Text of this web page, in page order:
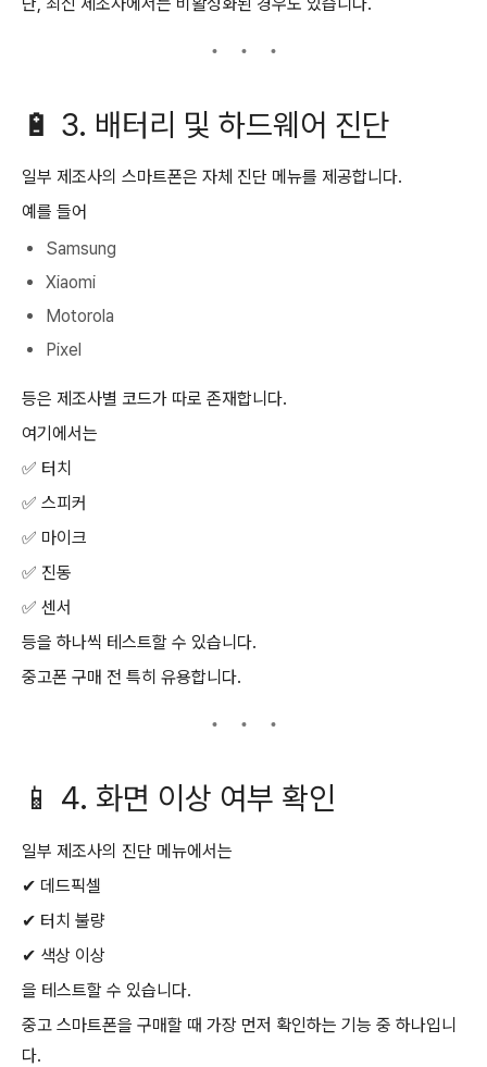
🔋 3. 배터리 및 하드웨어 진단
일부 제조사의 스마트폰은 자체 진단 메뉴를 제공합니다.
예를 들어
Samsung
Xiaomi
Motorola
Pixel
등은 제조사별 코드가 따로 존재합니다.
여기에서는
✅ 터치
✅ 스피커
✅ 마이크
✅ 진동
✅ 센서
등을 하나씩 테스트할 수 있습니다.
중고폰 구매 전 특히 유용합니다.
📱 4. 화면 이상 여부 확인
일부 제조사의 진단 메뉴에서는
✔ 데드픽셀
✔ 터치 불량
✔ 색상 이상
을 테스트할 수 있습니다.
중고 스마트폰을 구매할 때 가장 먼저 확인하는 기능 중 하나입니
다.